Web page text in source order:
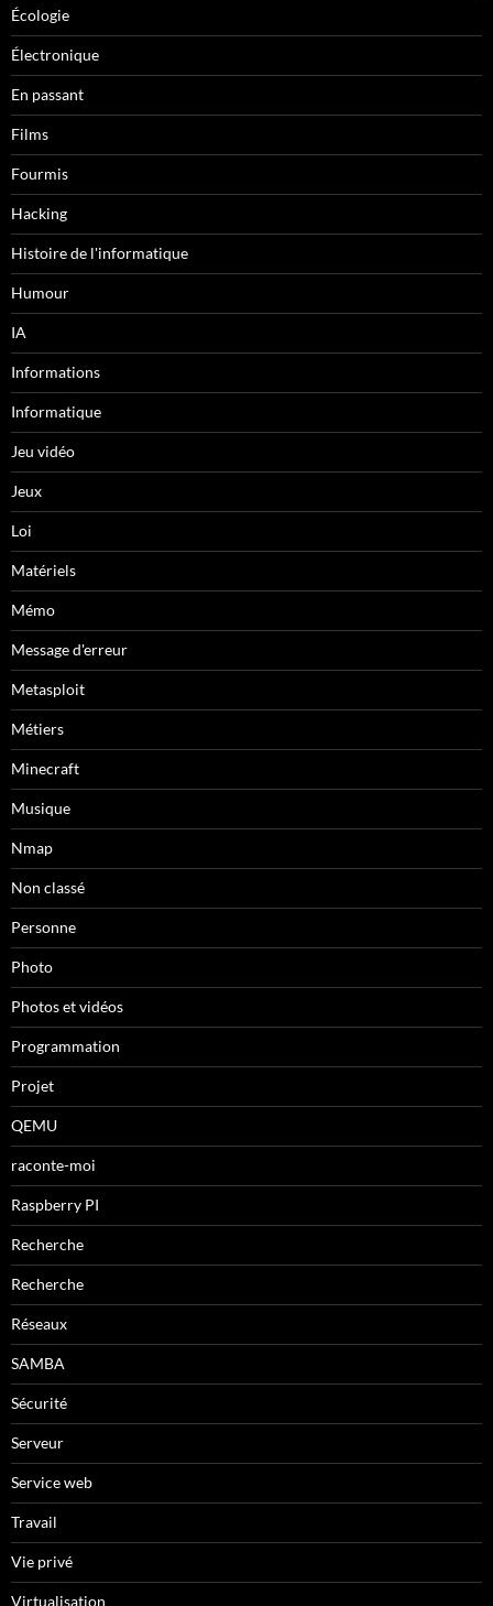
Écologie
Électronique
En passant
Films
Fourmis
Hacking
Histoire de l'informatique
Humour
IA
Informations
Informatique
Jeu vidéo
Jeux
Loi
Matériels
Mémo
Message d'erreur
Metasploit
Métiers
Minecraft
Musique
Nmap
Non classé
Personne
Photo
Photos et vidéos
Programmation
Projet
QEMU
raconte-moi
Raspberry PI
Recherche
Recherche
Réseaux
SAMBA
Sécurité
Serveur
Service web
Travail
Vie privé
Virtualisation